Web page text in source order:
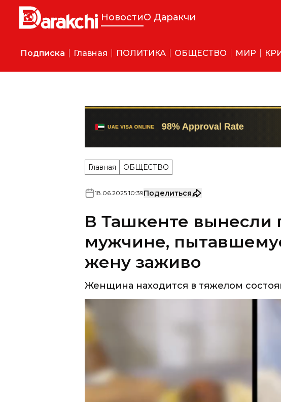
НовостиО Даракчи
Подписка Главная ПОЛИТИКА ОБЩЕСТВО МИР
Главная ОБЩЕСТВО
В Ташкенте вынесли
мужчине,
жену заживо
Женщина находится в тяжелом